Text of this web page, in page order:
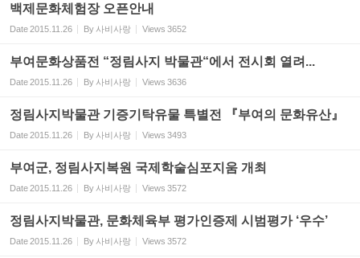
백제문화체험장 오픈안내
Date2015.11.26 By 사비사랑 Views 3652
부여문화상품전 “정림사지 박물관“에서 전시회 열려...
Date2015.11.26 By 사비사랑 Views 3636
정림사지박물관 기증기탁유물 특별전 『부여의 문화유산』
Date2015.11.26 By 사비사랑 Views 3493
부여군, 정림사지복원 국제학술심포지움 개최
Date2015.11.26 By 사비사랑 Views 3572
정림사지박물관, 문화체육부 평가인증제 시범평가 ‘우수’
Date2015.11.26 By 사비사랑 Views 3572